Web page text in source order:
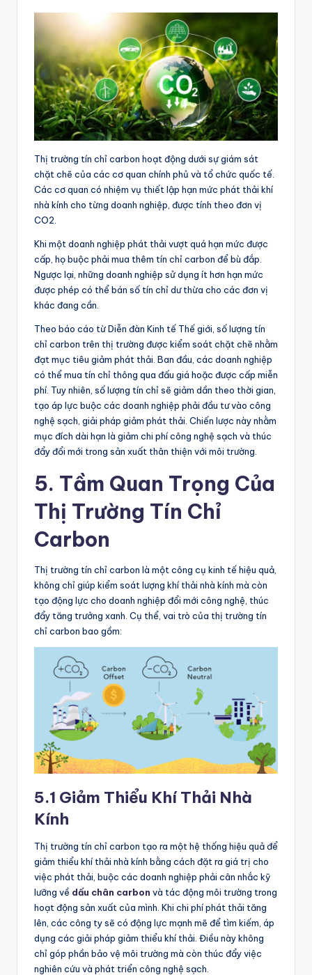
Thị trường tín chỉ carbon hoạt động dưới sự giám sát
chặt chẽ của các cơ quan chính phủ và tổ chức quốc tế.
Các cơ quan có nhiệm vụ thiết lập hạn mức phát thải khí
nhà kính cho từng doanh nghiệp, được tính theo đơn vị
CO2.
Khi một doanh nghiệp phát thải vượt quá hạn mức được
cấp, họ buộc phải mua thêm tín chỉ carbon để bù đắp.
Ngược lại, những doanh nghiệp sử dụng ít hơn hạn mức
được phép có thể bán số tín chỉ dư thừa cho các đơn vị
khác đang cần.
Theo báo cáo từ Diễn đàn Kinh tế Thế giới, số lượng tín
chỉ carbon trên thị trường được kiểm soát chặt chẽ nhằm
đạt mục tiêu giảm phát thải. Ban đầu, các doanh nghiệp
có thể mua tín chỉ thông qua đấu giá hoặc được cấp miễn
phí. Tuy nhiên, số lượng tín chỉ sẽ giảm dần theo thời gian,
tạo áp lực buộc các doanh nghiệp phải đầu tư vào công
nghệ sạch, giải pháp giảm phát thải. Chiến lược này nhằm
mục đích dài hạn là giảm chi phí công nghệ sạch và thúc
đẩy đổi mới trong sản xuất thân thiện với môi trường.
5. Tầm Quan Trọng Của
Thị Trường Tín Chỉ
Carbon
Thị trường tín chỉ carbon là một công cụ kinh tế hiệu quả,
không chỉ giúp kiểm soát lượng khí thải nhà kính mà còn
tạo động lực cho doanh nghiệp đổi mới công nghệ, thúc
đẩy tăng trưởng xanh. Cụ thể, vai trò của thị trường tín
chỉ carbon bao gồm:
5.1 Giảm Thiểu Khí Thải Nhà
Kính
Thị trường tín chỉ carbon tạo ra một hệ thống hiệu quả để
giảm thiểu khí thải nhà kính bằng cách đặt ra giá trị cho
việc phát thải, buộc các doanh nghiệp phải cân nhắc kỹ
lưỡng về dấu chân carbon và tác động môi trường trong
hoạt động sản xuất của mình. Khi chi phí phát thải tăng
lên, các công ty sẽ có động lực mạnh mẽ để tìm kiếm, áp
dụng các giải pháp giảm thiểu khí thải. Điều này không
chỉ góp phần bảo vệ môi trường mà còn thúc đẩy việc
nghiên cứu và phát triển công nghệ sạch.